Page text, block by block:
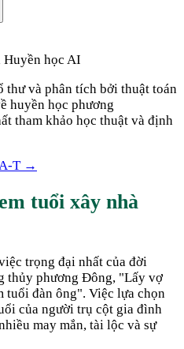
Huyền học AI
thư và phân tích bởi thuật toán
huyền học phương
tham khảo học thuật và định
T →
tuổi xây nhà
trọng đại nhất của đời
thủy phương Đông, "Lấy vợ
tuổi đàn ông". Việc lựa chọn
của người trụ cột gia đình
may mắn, tài lộc và sự